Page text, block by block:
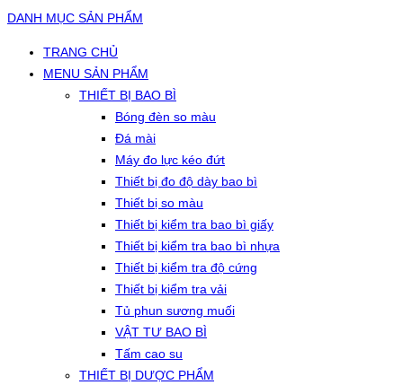
DANH MỤC SẢN PHẨM
TRANG CHỦ
MENU SẢN PHẨM
THIẾT BỊ BAO BÌ
Bóng đèn so màu
Đá mài
Máy đo lực kéo đứt
Thiết bị đo độ dày bao bì
Thiết bị so màu
Thiết bị kiểm tra bao bì giấy
Thiết bị kiểm tra bao bì nhựa
Thiết bị kiểm tra độ cứng
Thiết bị kiểm tra vải
Tủ phun sương muối
VẬT TƯ BAO BÌ
Tấm cao su
THIẾT BỊ DƯỢC PHẨM